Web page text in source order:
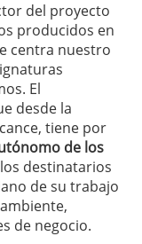
del proyecto
producidos en
centra nuestro
El
desde la
tiene por
de los
destinatarios
de su trabajo
de negocio.